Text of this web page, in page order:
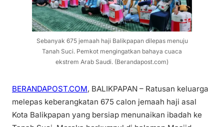
Sebanyak 675 jemaah haji Balikpapan dilepas menuju
Tanah Suci. Pemkot mengingatkan bahaya cuaca
ekstrem Arab Saudi. (Berandapost.com)
BERANDAPOST.COM, BALIKPAPAN – Ratusan keluarga
melepas keberangkatan 675 calon jemaah haji asal
Kota Balikpapan yang bersiap menunaikan ibadah ke